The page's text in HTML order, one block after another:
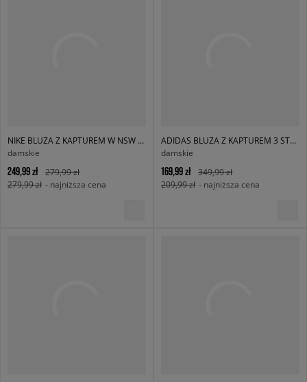
NIKE BLUZA Z KAPTUREM W NSW PHNX FLC OS PO HOODIE
damskie
249,99 zł
279,99 zł
279,99 zł - najniższa cena
ADIDAS BLUZA Z KAPTUREM 3 STRIPES HOODY
damskie
169,99 zł
349,99 zł
209,99 zł - najniższa cena